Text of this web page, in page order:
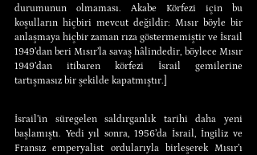
durumunun olmaması. Akabe Körfezi için bu
koşulların hiçbiri mevcut değildir: Mısır böyle bir
anlaşmaya hiçbir zaman rıza göstermemiştir ve İsrail
1949’dan beri Mısır’la savaş hâlindedir, böylece Mısır
1949’dan itibaren körfezi İsrail gemilerine
tartışmasız bir şekilde kapatmıştır.]
İsrail’in süregelen saldırganlık tarihi daha yeni
başlamıştı. Yedi yıl sonra, 1956’da İsrail, İngiliz ve
Fransız emperyalist ordularıyla birleşerek Mısır’ı